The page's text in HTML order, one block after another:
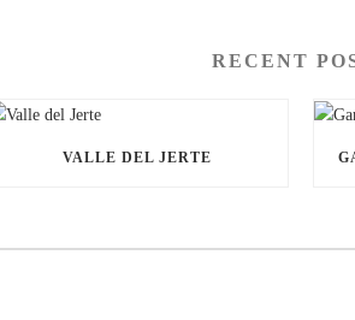
RECENT
VALLE DEL JERTE